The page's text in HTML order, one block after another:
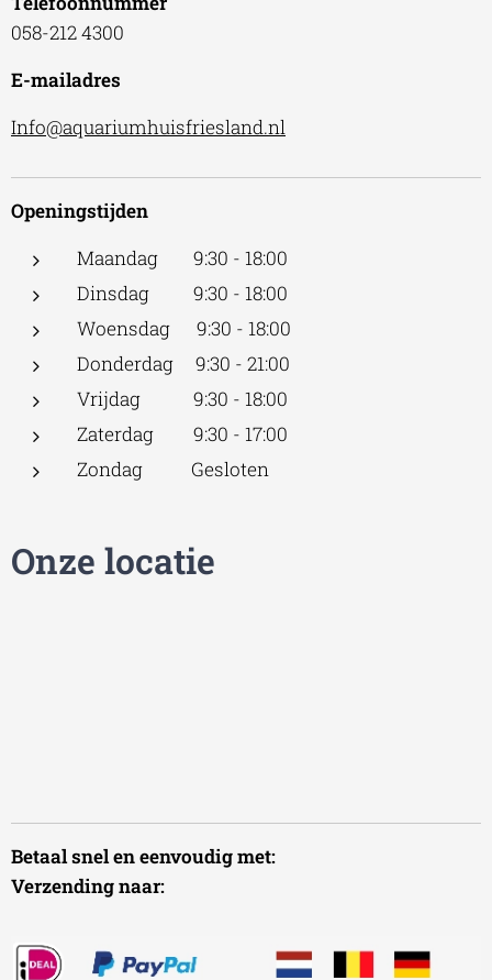
058-212 4300
E-mailadres
Info@aquariumhuisfriesland.nl
Openingstijden
Maandag 9:30 - 18:00
Dinsdag 9:30 - 18:00
Woensdag 9:30 - 18:00
Donderdag 9:30 - 21:00
Vrijdag 9:30 - 18:00
Zaterdag 9:30 - 17:00
Zondag Gesloten
Onze locatie
Betaal snel en eenvoudig met:
Verzending naar: